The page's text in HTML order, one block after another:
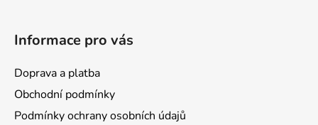
Informace pro vás
Doprava a platba
Obchodní podmínky
Podmínky ochrany osobních údajů